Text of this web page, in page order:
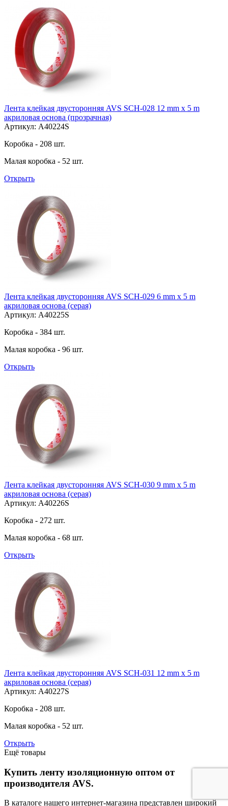
Лента клейкая двусторонняя AVS SCH-028 12 mm x 5 m
акриловая основа (прозрачная)
Артикул: A40224S
Коробка - 208 шт.
Малая коробка - 52 шт.
Открыть
Лента клейкая двусторонняя AVS SCH-029 6 mm x 5 m
акриловая основа (серая)
Артикул: A40225S
Коробка - 384 шт.
Малая коробка - 96 шт.
Открыть
Лента клейкая двусторонняя AVS SCH-030 9 mm x 5 m
акриловая основа (серая)
Артикул: A40226S
Коробка - 272 шт.
Малая коробка - 68 шт.
Открыть
Лента клейкая двусторонняя AVS SCH-031 12 mm x 5 m
акриловая основа (серая)
Артикул: A40227S
Коробка - 208 шт.
Малая коробка - 52 шт.
Открыть
Ещё товары
Купить ленту изоляционную оптом от
производителя AVS.
В каталоге нашего интернет-магазина представлен широкий